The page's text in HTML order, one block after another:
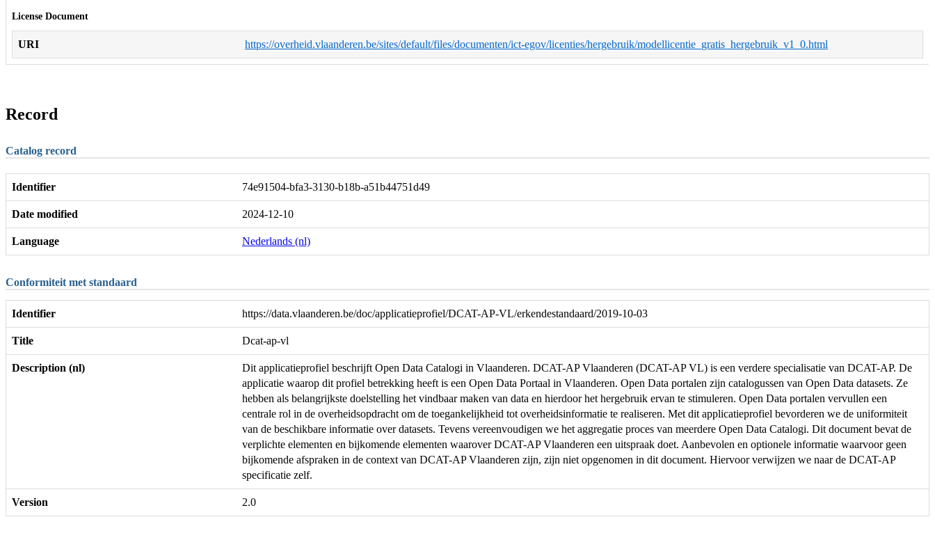
License Document
URI https://overheid.vlaanderen.be/sites/default/files/documenten/ict-egov/licenties/hergebruik/modellicentie_gratis_hergebruik_v1_0.html
Record
Catalog record
Identifier 74e91504-bfa3-3130-b18b-a51b44751d49
Date modified 2024-12-10
Language Nederlands (nl)
Conformiteit met standaard
Identifier https://data.vlaanderen.be/doc/applicatieprofiel/DCAT-AP-VL/erkendestandaard/2019-10-03
Title Dcat-ap-vl
Description (nl)
Dit applicatieprofiel beschrijft Open Data Catalogi in Vlaanderen. DCAT-AP Vlaanderen (DCAT-AP VL) is een verdere specialisatie van DCAT-AP. De
applicatie waarop dit profiel betrekking heeft is een Open Data Portaal in Vlaanderen. Open Data portalen zijn catalogussen van Open Data datasets. Ze
hebben als belangrijkste doelstelling het vindbaar maken van data en hierdoor het hergebruik ervan te stimuleren. Open Data portalen vervullen een
centrale rol in de overheidsopdracht om de toegankelijkheid tot overheidsinformatie te realiseren. Met dit applicatieprofiel bevorderen we de uniformiteit
van de beschikbare informatie over datasets. Tevens vereenvoudigen we het aggregatie proces van meerdere Open Data Catalogi. Dit document bevat de
verplichte elementen en bijkomende elementen waarover DCAT-AP Vlaanderen een uitspraak doet. Aanbevolen en optionele informatie waarvoor geen
bijkomende afspraken in de context van DCAT-AP Vlaanderen zijn, zijn niet opgenomen in dit document. Hiervoor verwijzen we naar de DCAT-AP
specificatie zelf.
Version 2.0